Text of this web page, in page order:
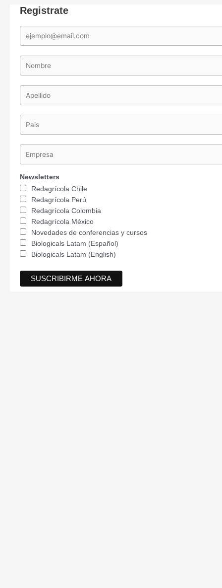
Registrate
Newsletters
Redagrícola Chile
Redagrícola Perú
Redagrícola Colombia
Redagrícola México
Novedades de conferencias y cursos
Biologicals Latam (Español)
Biologicals Latam (English)